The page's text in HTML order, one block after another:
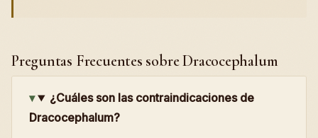
Preguntas Frecuentes sobre Dracocephalum
¿Cuáles son las contraindicaciones de
Dracocephalum?